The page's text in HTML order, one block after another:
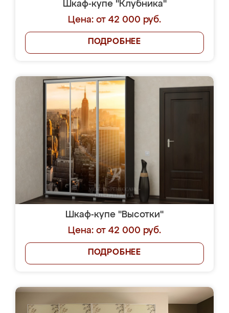
Шкаф-купе "Клубника"
Цена: от 42 000 руб.
ПОДРОБНЕЕ
Шкаф-купе "Высотки"
Цена: от 42 000 руб.
ПОДРОБНЕЕ